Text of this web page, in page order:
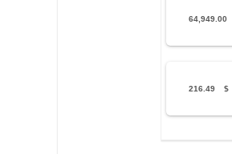
64,949.00
$
216.49